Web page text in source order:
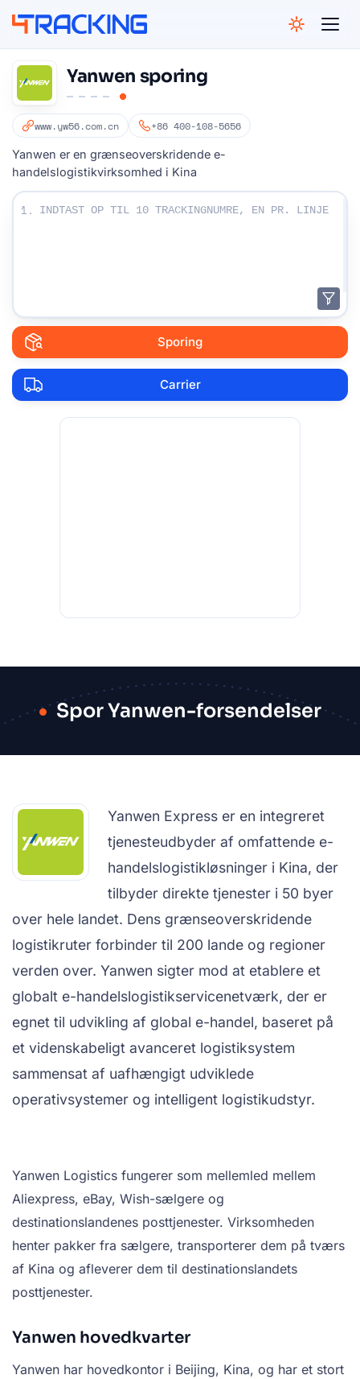
Yanwen sporing
www.yw56.com.cn +86 400-108-5656
Yanwen er en grænseoverskridende e-
handelslogistikvirksomhed i Kina
Indtast dine sporingsnumre:
1.
Sporing
Carrier
Spor Yanwen-forsendelser
Yanwen Express er en integreret
tjenesteudbyder af omfattende e-
handelslogistikløsninger i Kina, der
tilbyder direkte tjenester i 50 byer
over hele landet. Dens grænseoverskridende
logistikruter forbinder til 200 lande og regioner
verden over. Yanwen sigter mod at etablere et
globalt e-handelslogistikservicenetværk, der er
egnet til udvikling af global e-handel, baseret på
et videnskabeligt avanceret logistiksystem
sammensat af uafhængigt udviklede
operativsystemer og intelligent logistikudstyr.
Yanwen Logistics fungerer som mellemled mellem
Aliexpress, eBay, Wish-sælgere og
destinationslandenes posttjenester. Virksomheden
henter pakker fra sælgere, transporterer dem på tværs
af Kina og afleverer dem til destinationslandets
posttjenester.
Yanwen hovedkvarter
Yanwen har hovedkontor i Beijing, Kina, og har et stort